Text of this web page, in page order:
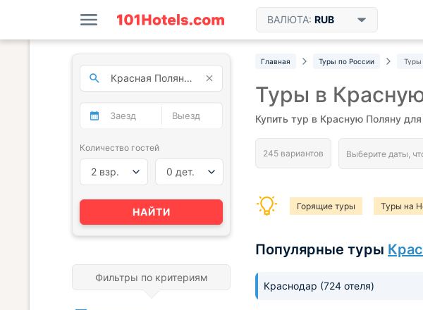
ВАЛЮТА: RUB
Главная Туры по России Туры
Туры в
Купить тур в Красную Поляну
Горящие туры Туры на
Популярные туры
Краснодар (724 отеля)
Количество гостей
2 взр. 0 дет.
НАЙТИ
Фильтры по критериям